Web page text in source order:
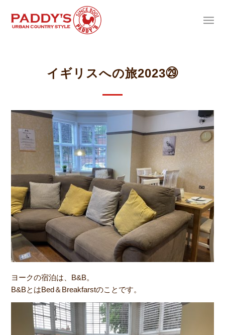
イギリスへの旅2023㉙
ヨークの宿泊は、B&B。
B&BとはBed＆Breakfarstのことです。